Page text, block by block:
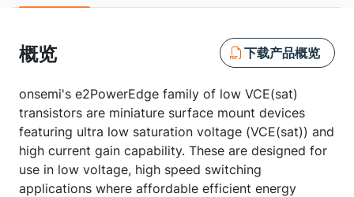
概览 下载产品概览
onsemi's e2PowerEdge family of low VCE(sat)
transistors are miniature surface mount devices
featuring ultra low saturation voltage (VCE(sat)) and
high current gain capability. These are designed for
use in low voltage, high speed switching
applications where affordable efficient energy